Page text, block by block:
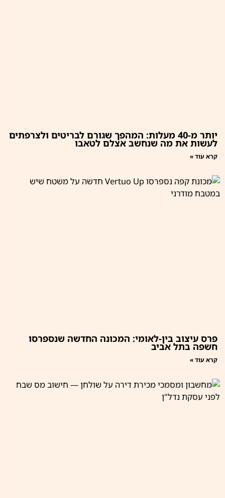
יותר מ-40 מעלות: המהפך שגורם לבריטים ולצרפתים
לעשות את מה שנחשב אצלם לטאבו
קרא עוד »
פרס עיצוב בין-לאומי: המכונה החדשה שנספרסו
חשפה בתל אביב
קרא עוד »